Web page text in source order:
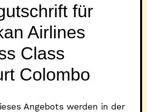
für
Airlines
Class
Colombo
Angebots werden in der